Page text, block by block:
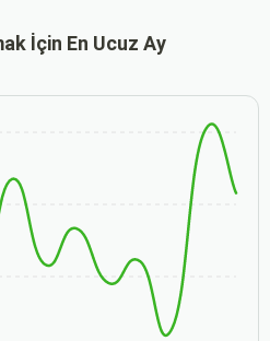
İçin En Ucuz Ay